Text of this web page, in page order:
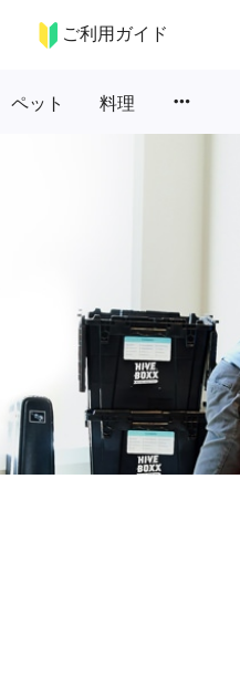
ご利用ガイド
ペット 料理 more_horiz